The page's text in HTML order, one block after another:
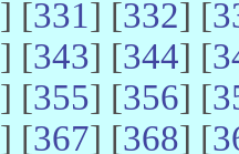
] [331] [332] [
] [343] [344] [
] [355] [356] [
] [367] [368] [